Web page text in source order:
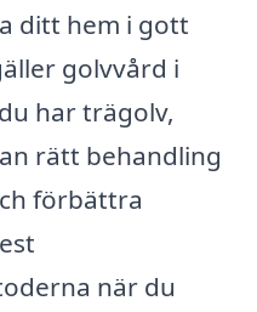
ditt hem i gott
golvvård i
har trägolv,
rätt behandling
förbättra
när du